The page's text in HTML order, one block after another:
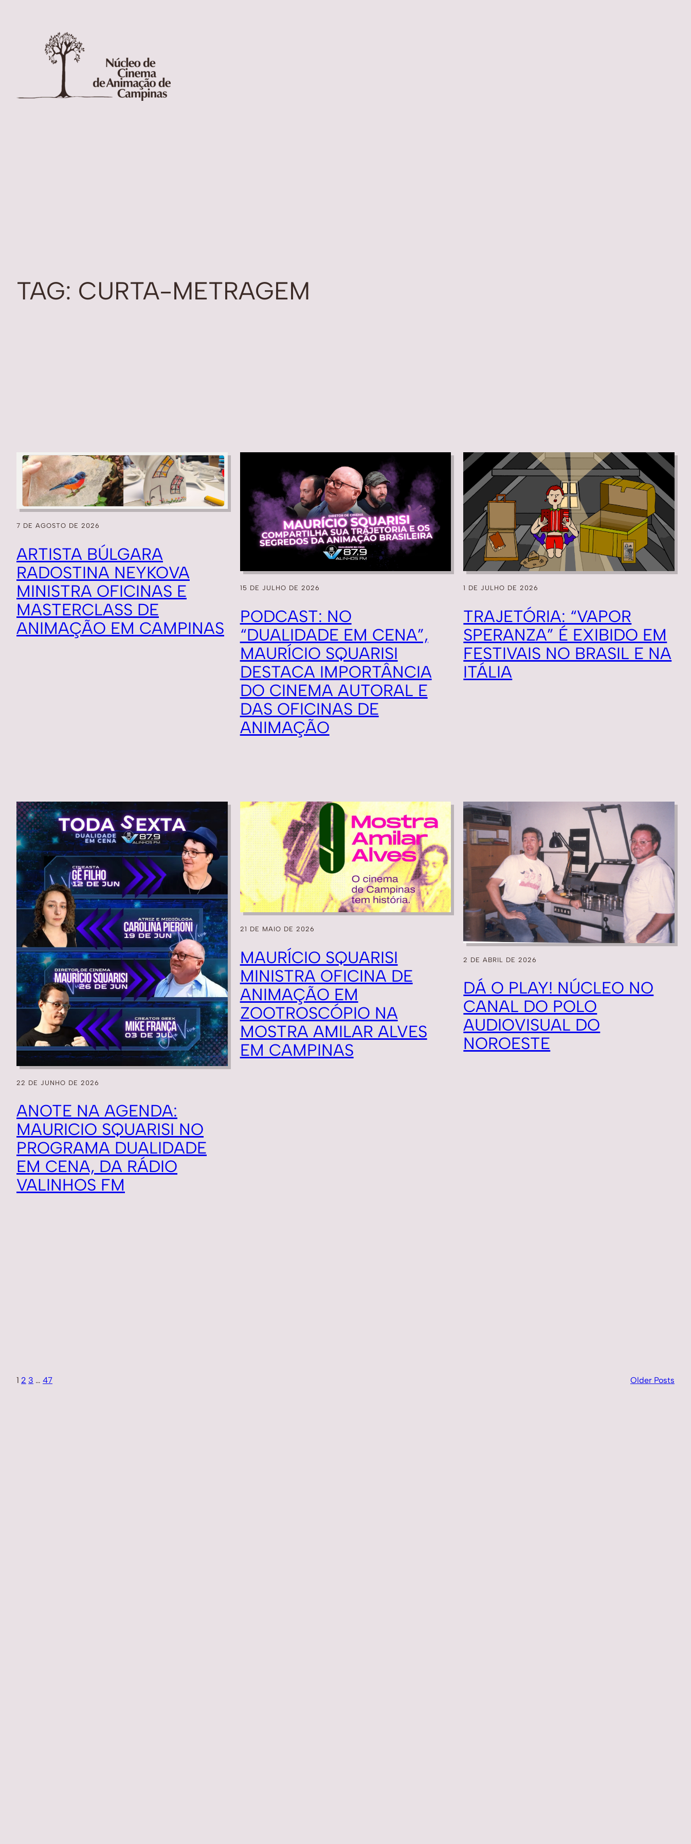
TAG: CURTA-METRAGEM
7 DE AGOSTO DE 2026
ARTISTA BÚLGARA
RADOSTINA NEYKOVA
MINISTRA OFICINAS E
MASTERCLASS DE
ANIMAÇÃO EM CAMPINAS
15 DE JULHO DE 2026
PODCAST: NO
“DUALIDADE EM CENA”,
MAURÍCIO SQUARISI
DESTACA IMPORTÂNCIA
DO CINEMA AUTORAL E
DAS OFICINAS DE
ANIMAÇÃO
1 DE JULHO DE 2026
TRAJETÓRIA: “VAPOR
SPERANZA” É EXIBIDO EM
FESTIVAIS NO BRASIL E NA
ITÁLIA
22 DE JUNHO DE 2026
ANOTE NA AGENDA:
MAURICIO SQUARISI NO
PROGRAMA DUALIDADE
EM CENA, DA RÁDIO
VALINHOS FM
21 DE MAIO DE 2026
MAURÍCIO SQUARISI
MINISTRA OFICINA DE
ANIMAÇÃO EM
ZOOTROSCÓPIO NA
MOSTRA AMILAR ALVES
EM CAMPINAS
2 DE ABRIL DE 2026
DÁ O PLAY! NÚCLEO NO
CANAL DO POLO
AUDIOVISUAL DO
NOROESTE
1 2 3 … 47 Older Posts